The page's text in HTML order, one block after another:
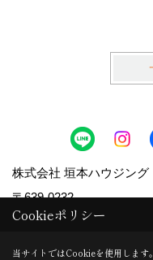
株式会社 垣本ハウジング
〒639-0232
奈良県香芝市下田東３丁
TEL：
0120-79-8869
Cookieポリシー
当サイトではCookieを使用します。